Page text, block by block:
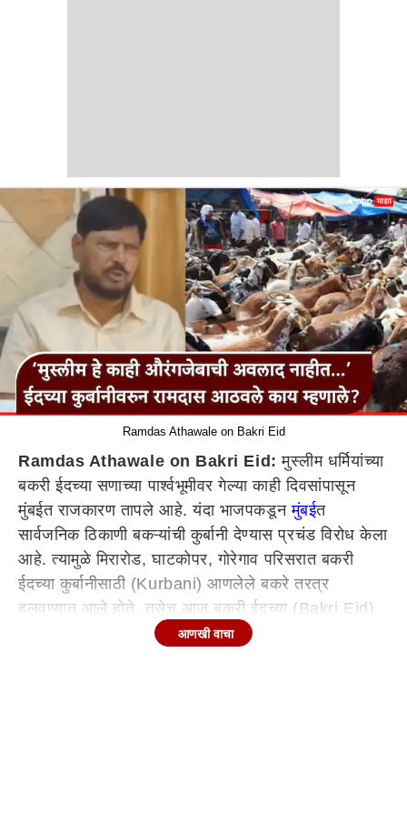
Ramdas Athawale on Bakri Eid
Ramdas Athawale on Bakri Eid: मुस्लीम धर्मियांच्या
बकरी ईदच्या सणाच्या पार्श्वभूमीवर गेल्या काही दिवसांपासून
मुंबईत राजकारण तापले आहे. यंदा भाजपकडूनमुंबईत
सार्वजनिक ठिकाणी बकऱ्यांची कुर्बानी देण्यास प्रचंड विरोध केला
आहे. त्यामुळे मिरारोड, घाटकोपर, गोरेगाव परिसरात बकरी
ईदच्या कुर्बानीसाठी (Kurbani) आणलेले बकरे तरत्र
हलवण्यात आले होते. तसेच आज बकरी ईदच्या (Bakri Eid)
दिवशी कायदा-सुव्यवस्थेचा कोणताही प्रश्न निर्माण होऊ नये,
आणखी वाचा